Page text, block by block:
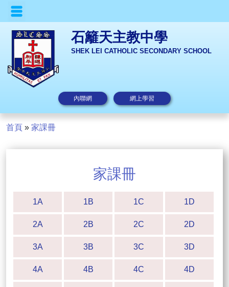
石籬天主教中學
SHEK LEI CATHOLIC SECONDARY SCHOOL
內聯網 網上學習
首頁 » 家課冊
家課冊
1A 1B 1C 1D
2A 2B 2C 2D
3A 3B 3C 3D
4A 4B 4C 4D